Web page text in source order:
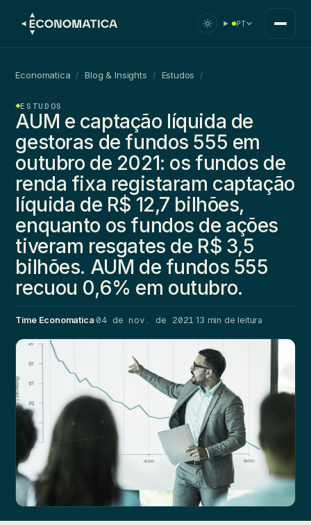
PT
Economatica / Blog & Insights / Estudos /
ESTUDOS
AUM e captação líquida de
gestoras de fundos 555 em
outubro de 2021: os fundos de
renda fixa registaram captação
líquida de R$ 12,7 bilhões,
enquanto os fundos de ações
tiveram resgates de R$ 3,5
bilhões. AUM de fundos 555
recuou 0,6% em outubro.
Time Economatica·04 de nov. de 2021·13 min de leitura